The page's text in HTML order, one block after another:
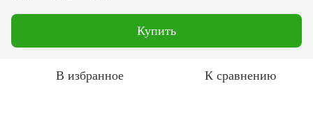
Купить
В избранное К сравнению